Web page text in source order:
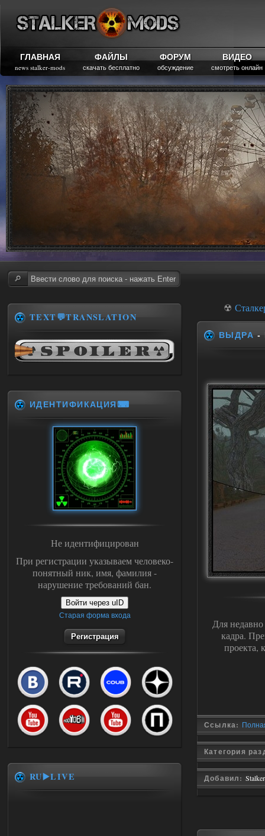
ГЛАВНАЯ
news stalker-mods
ФАЙЛЫ
скачать бесплатно
ФОРУМ
обсуждение
ВИДЕО
смотреть онлайн
☢
ВЫДРА -
Для
кадра.
проекта,
Ссылка:
Категория
Добавил:
TEXT💬TRANSLATION
ИДЕНТИФИКАЦИЯ⌨
Не идентифицирован
При регистрации указываем человеко-
понятный ник, имя, фамилия -
нарушение требований бан.
Войти через uID
Старая форма входа
Регистрация
RU▶️LIVE